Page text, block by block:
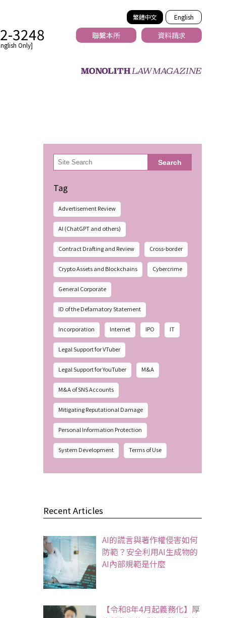
繁體中文 English
3248
Only]
聯繫本所 資料請求
検
索 Search
Tag
Advertisement Review
AI (ChatGPT and others)
Contract Drafting and Review Cross-border
Crypto Assets and Blockchains Cybercrime
General Corporate
ID of the Defamatory Statement
Incorporation Internet IPO IT
Legal Support for VTuber
Legal Support for YouTuber M&A
M&A of SNS Accounts
Mitigating Reputational Damage
Personal Information Protection
System Development Terms of Use
Recent Articles
AI的謊言與著作權侵害如何
防範？安全利用AI生成物的
AI內部規範是什麼
【令和8年4月起義務化】厚